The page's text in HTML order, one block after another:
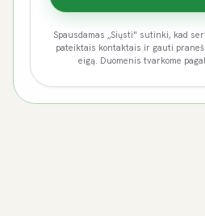
Spausdamas „Siųsti" sutinki, kad
pateiktais kontaktais ir gauti
eigą. Duomenis tvarkome pagal